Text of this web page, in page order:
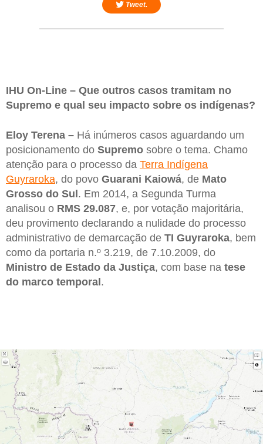
Tweet.
IHU On-Line – Que outros casos tramitam no
Supremo e qual seu impacto sobre os indígenas?
Eloy Terena – Há inúmeros casos aguardando um
posicionamento do Supremo sobre o tema. Chamo
atenção para o processo da Terra Indígena
Guyraroka, do povo Guarani Kaiowá, de Mato
Grosso do Sul . Em 2014, a Segunda Turma
analisou o RMS 29.087, e, por votação majoritária,
deu provimento declarando a nulidade do processo
administrativo de demarcação de TI Guyraroka, bem
como da portaria n.º 3.219, de 7.10.2009, do
Ministro de Estado da Justiça, com base na tese
do marco temporal .